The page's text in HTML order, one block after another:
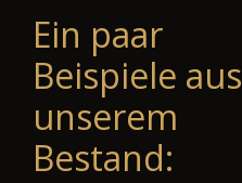
Ein paar
Beispiele aus
unserem
Bestand: